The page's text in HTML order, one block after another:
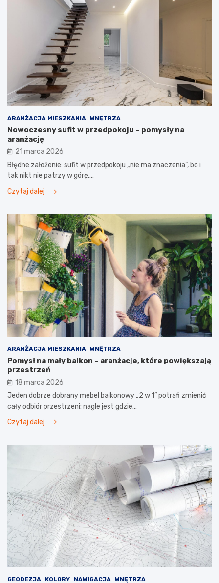
ARANŻACJA MIESZKANIA WNĘTRZA
Nowoczesny sufit w przedpokoju – pomysły na
aranżację
21 marca 2026
Błędne założenie: sufit w przedpokoju „nie ma znaczenia”, bo i
tak nikt nie patrzy w górę.…
Czytaj dalej
ARANŻACJA MIESZKANIA WNĘTRZA
Pomysł na mały balkon – aranżacje, które powiększają
przestrzeń
18 marca 2026
Jeden dobrze dobrany mebel balkonowy „2 w 1” potrafi zmienić
cały odbiór przestrzeni: nagle jest gdzie…
Czytaj dalej
GEODEZJA KOLORY NAWIGACJA WNĘTRZA